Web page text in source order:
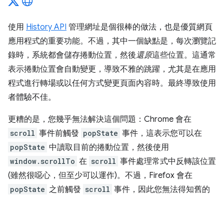
使用 History API 管理網址是個很棒的做法，也是優質網頁
應用程式的重要功能。不過，其中一個缺點是，每次瀏覽記
錄時，系統都會儲存捲動位置，然後還原這些位置。這通常
表示捲動位置會自動變更，導致不雅的跳躍，尤其是在應用
程式進行轉場或以任何方式變更頁面內容時。最終導致使用
者體驗不佳。
更糟的是，您幾乎無法解決這個問題：Chrome 會在
scroll 事件前觸發 popState 事件，這表示您可以在
popState 中讀取目前的捲動位置，然後使用
window.scrollTo 在 scroll 事件處理常式中反轉該位置
(雖然很噁心，但至少可以運作)。不過，Firefox 會在
popState 之前觸發 scroll 事件，因此您無法得知舊的